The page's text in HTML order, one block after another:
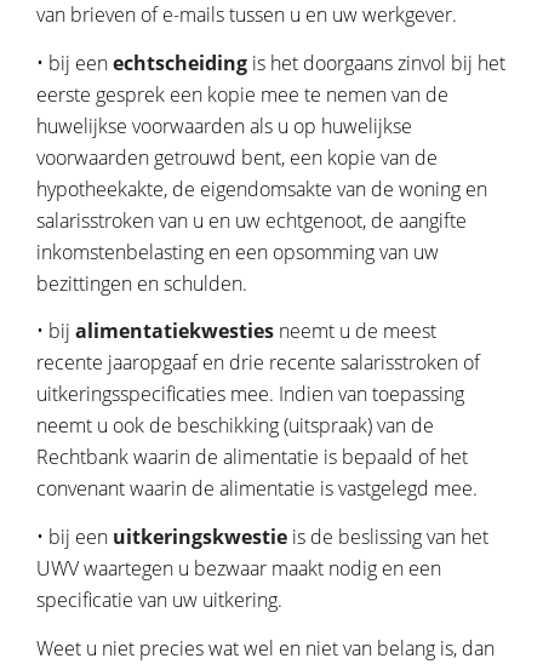
van brieven of e-mails tussen u en uw werkgever.
• bij eenechtscheiding is het doorgaans zinvol bij het
eerste gesprek een kopie mee te nemen van de
huwelijkse voorwaarden als u op huwelijkse
voorwaarden getrouwd bent, een kopie van de
hypotheekakte, de eigendomsakte van de woning en
salarisstroken van u en uw echtgenoot, de aangifte
inkomstenbelasting en een opsomming van uw
bezittingen en schulden.
• bij alimentatiekwesties neemt u de meest
recente jaaropgaaf en drie recente salarisstroken of
uitkeringsspecificaties mee. Indien van toepassing
neemt u ook de beschikking (uitspraak) van de
Rechtbank waarin de alimentatie is bepaald of het
convenant waarin de alimentatie is vastgelegd mee.
• bij een uitkeringskwestie is de beslissing van het
UWV waartegen u bezwaar maakt nodig en een
specificatie van uw uitkering.
Weet u niet precies wat wel en niet van belang is, dan